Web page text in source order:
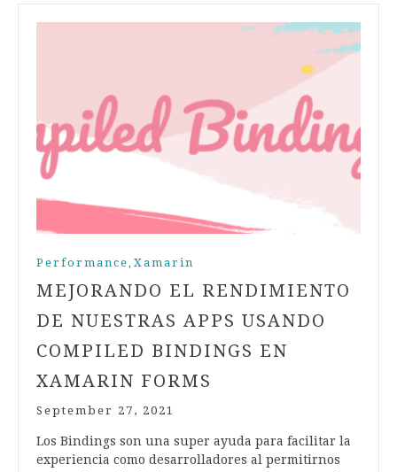
Performance Xamarin
MEJORANDO EL RENDIMIENTO
DE NUESTRAS APPS USANDO
COMPILED BINDINGS EN
XAMARIN FORMS
September 27, 2021
Los Bindings son una super ayuda para facilitar la
experiencia como desarrolladores al permitirnos